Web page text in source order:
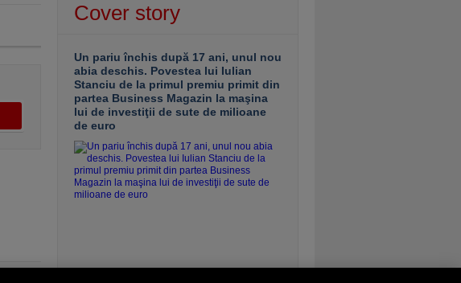
Cover story
Un pariu închis după 17 ani, unul nou
abia deschis. Povestea lui Iulian
Stanciu de la primul premiu primit din
partea Business Magazin la maşina
lui de investiţii de sute de milioane
de euro
vezi continuarea